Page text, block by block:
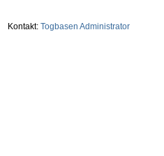
Kontakt: Togbasen Administrator